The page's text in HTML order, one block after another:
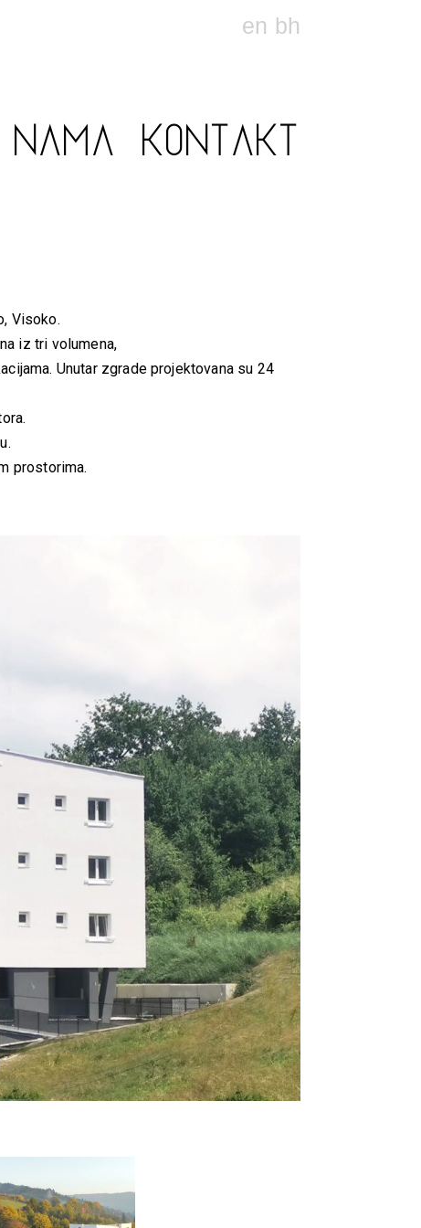
en bh
NAMA KONTAKT
Visoko.
iz tri volumena,
Unutar zgrade projektovana su 24
prostorima.